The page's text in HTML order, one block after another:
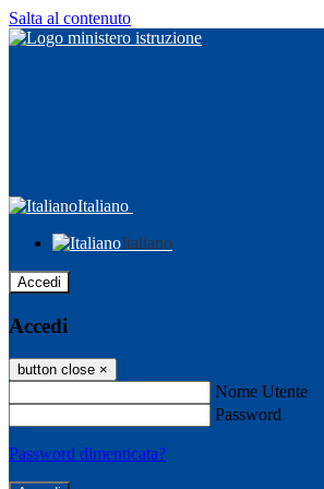
Salta al contenuto
Italiano
Italiano
Accedi
Accedi
button close ×
Nome Utente
Password
Password dimenticata?